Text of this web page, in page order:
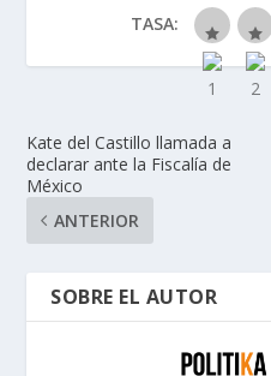
TASA:
Kate del Castillo llamada a
declarar ante la Fiscalía de
México
ANTERIOR
SOBRE EL AUTOR